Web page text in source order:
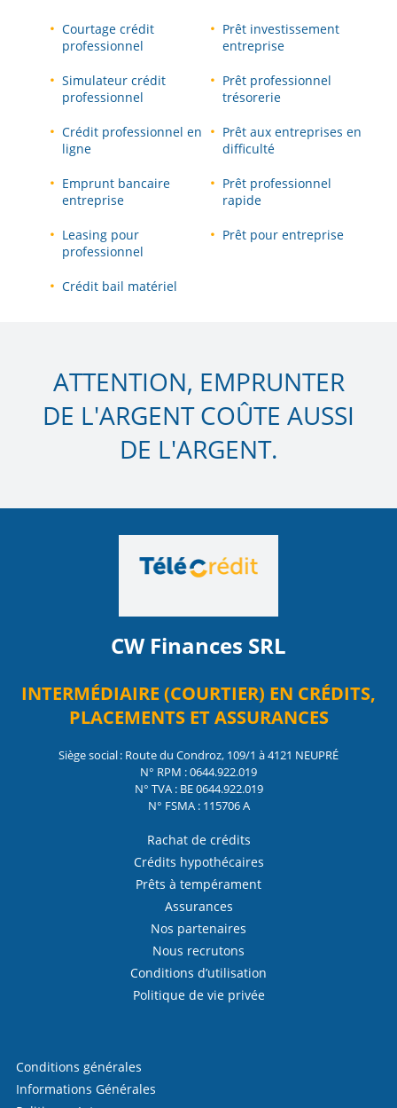
Courtage crédit
professionnel
Simulateur crédit
professionnel
Crédit professionnel en
ligne
Emprunt bancaire
entreprise
Leasing pour
professionnel
Crédit bail matériel
Prêt investissement
entreprise
Prêt professionnel
trésorerie
Prêt aux entreprises en
difficulté
Prêt professionnel
rapide
Prêt pour entreprise
ATTENTION, EMPRUNTER
DE L'ARGENT COÛTE AUSSI
DE L'ARGENT.
CW Finances SRL
INTERMÉDIAIRE (COURTIER) EN CRÉDITS,
PLACEMENTS ET ASSURANCES
Siège social : Route du Condroz, 109/1 à 4121 NEUPRÉ
N° RPM : 0644.922.019
N° TVA : BE 0644.922.019
N° FSMA : 115706 A
Rachat de crédits
Crédits hypothécaires
Prêts à tempérament
Assurances
Nos partenaires
Nous recrutons
Conditions d’utilisation
Politique de vie privée
Conditions générales
Informations Générales